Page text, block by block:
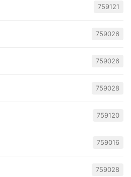
759121
759026
759026
759028
759120
759016
759028